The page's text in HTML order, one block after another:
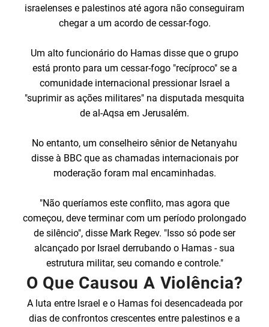
israelenses e palestinos até agora não conseguiram
chegar a um acordo de cessar-fogo.
Um alto funcionário do Hamas disse que o grupo
está pronto para um cessar-fogo "recíproco" se a
comunidade internacional pressionar Israel a
"suprimir as ações militares" na disputada mesquita
de al-Aqsa em Jerusalém.
No entanto, um conselheiro sênior de Netanyahu
disse à BBC que as chamadas internacionais por
moderação foram mal encaminhadas.
"Não queríamos este conflito, mas agora que
começou, deve terminar com um período prolongado
de silêncio", disse Mark Regev. "Isso só pode ser
alcançado por Israel derrubando o Hamas - sua
estrutura militar, seu comando e controle."
O Que Causou A Violência?
A luta entre Israel e o Hamas foi desencadeada por
dias de confrontos crescentes entre palestinos e a